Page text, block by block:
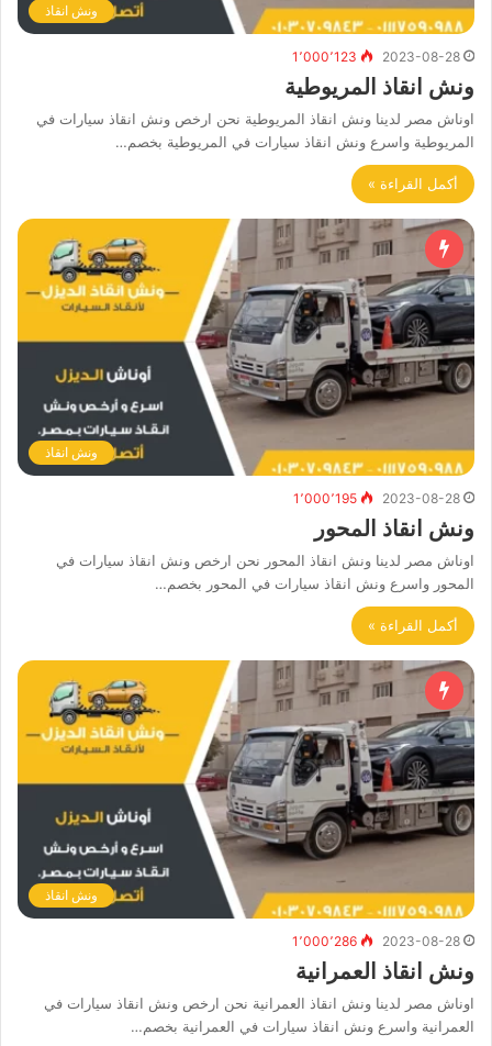
ونش انقاذ
2023-08-28 1٬000٬123
ونش انقاذ المريوطية
اوناش مصر لدينا ونش انقاذ المريوطية نحن ارخص ونش انقاذ سيارات في
المريوطية واسرع ونش انقاذ سيارات في المريوطية بخصم…
أكمل القراءة »
ونش انقاذ
2023-08-28 1٬000٬195
ونش انقاذ المحور
اوناش مصر لدينا ونش انقاذ المحور نحن ارخص ونش انقاذ سيارات في
المحور واسرع ونش انقاذ سيارات في المحور بخصم…
أكمل القراءة »
ونش انقاذ
2023-08-28 1٬000٬286
ونش انقاذ العمرانية
اوناش مصر لدينا ونش انقاذ العمرانية نحن ارخص ونش انقاذ سيارات في
العمرانية واسرع ونش انقاذ سيارات في العمرانية بخصم…